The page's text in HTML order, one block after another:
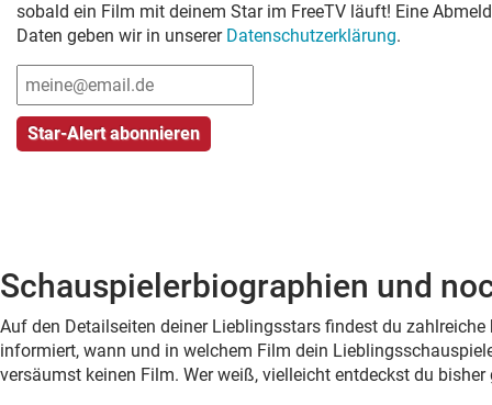
sobald ein Film mit deinem Star im FreeTV läuft! Eine
Daten geben wir in unserer Datenschutzerklärung.
Schauspielerbiographien und
Auf den Detailseiten deiner Lieblingsstars findest du
informiert, wann und in welchem Film dein
versäumst keinen Film. Wer weiß, vielleicht entdeckst du